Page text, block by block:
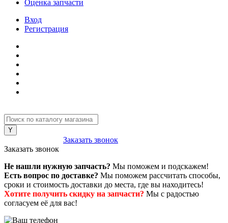
Оценка запчасти
Вход
Регистрация
Заказать звонок
Заказать звонок
Не нашли нужную запчасть? Мы поможем и подскажем!
Есть вопрос по доставке? Мы поможем рассчитать способы,
сроки и стоимость доставки до места, где вы находитесь!
Хотите получить скидку на запчасти? Мы с радостью
согласуем её для вас!